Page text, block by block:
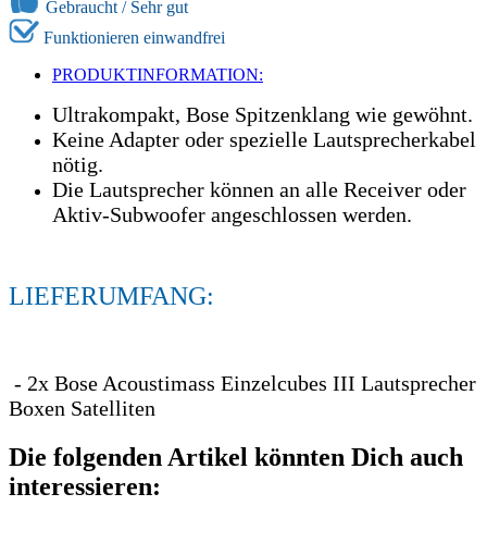
Gebraucht / Sehr gut
Funktionieren einwandfrei
PRODUKTINFORMATION:
Ultrakompakt, Bose Spitzenklang wie gewöhnt.
Keine Adapter oder spezielle Lautsprecherkabel
nötig.
Die Lautsprecher können an alle Receiver oder
Aktiv-Subwoofer angeschlossen werden.
LIEFERUMFANG:
- 2x Bose Acoustimass Einzelcubes III Lautsprecher
Boxen Satelliten
Die folgenden Artikel könnten Dich auch
interessieren: